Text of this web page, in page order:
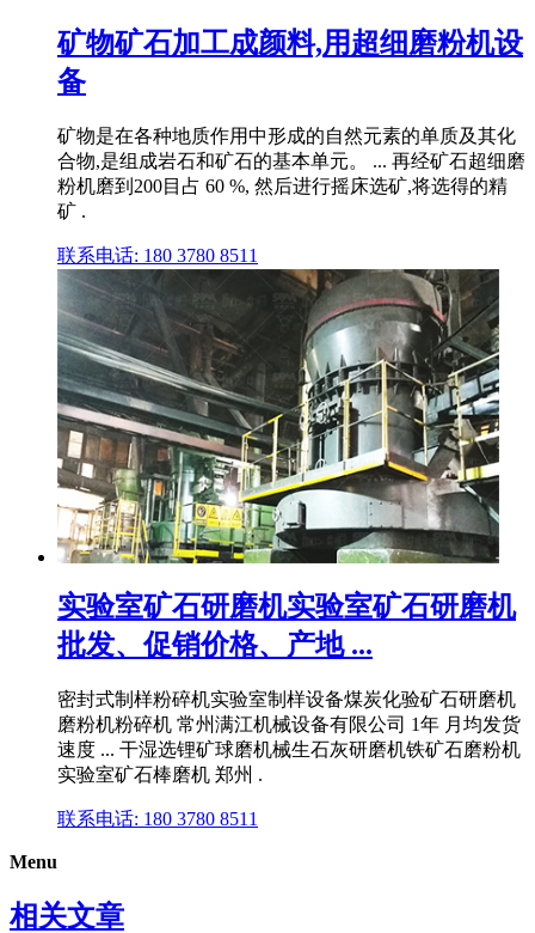
矿物矿石加工成颜料,用超细磨粉机设
备
矿物是在各种地质作用中形成的自然元素的单质及其化
合物,是组成岩石和矿石的基本单元。 ... 再经矿石超细磨
粉机磨到200目占 60 %, 然后进行摇床选矿,将选得的精
矿 .
联系电话: 180 3780 8511
实验室矿石研磨机实验室矿石研磨机
批发、促销价格、产地 ...
密封式制样粉碎机实验室制样设备煤炭化验矿石研磨机
磨粉机粉碎机 常州满江机械设备有限公司 1年 月均发货
速度 ... 干湿选锂矿球磨机械生石灰研磨机铁矿石磨粉机
实验室矿石棒磨机 郑州 .
联系电话: 180 3780 8511
Menu
相关文章